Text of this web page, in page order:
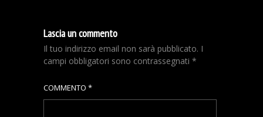
Lascia un commento
Il tuo indirizzo email non sarà pubblicato. I
campi obbligatori sono contrassegnati *
COMMENTO *